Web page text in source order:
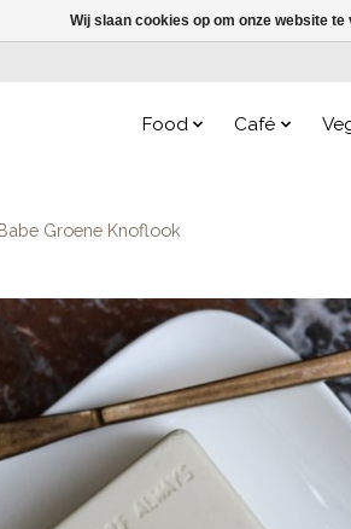
Food Café
Groene Knoflook
Items
Wij slaan cookies op om onze website